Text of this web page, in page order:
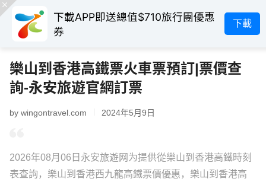
下載APP即送總值$710旅行團優惠
券
下載
樂山到香港高鐵票火車票預訂|票價查
詢-永安旅遊官網訂票
by wingontravel.com 2024年5月9日
2026年08月06日永安旅遊网为提供從樂山到香港高鐵時刻
表查詢，樂山到香港西九龍高鐵票價優惠，樂山到香港高